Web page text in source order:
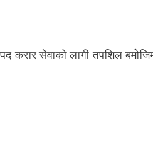
करार सेवाको लागी तपशिल